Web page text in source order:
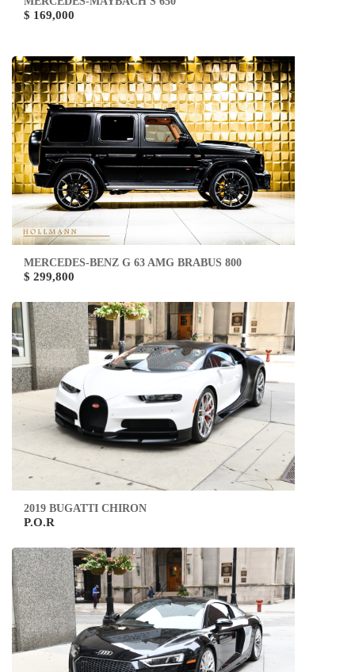
$ 169,000
MERCEDES-BENZ G 63 AMG BRABUS 800
$ 299,800
2019 BUGATTI CHIRON
P.O.R